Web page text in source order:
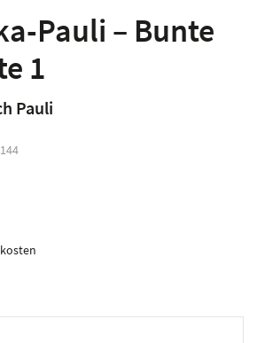
Pauli – Bunte
1
Pauli